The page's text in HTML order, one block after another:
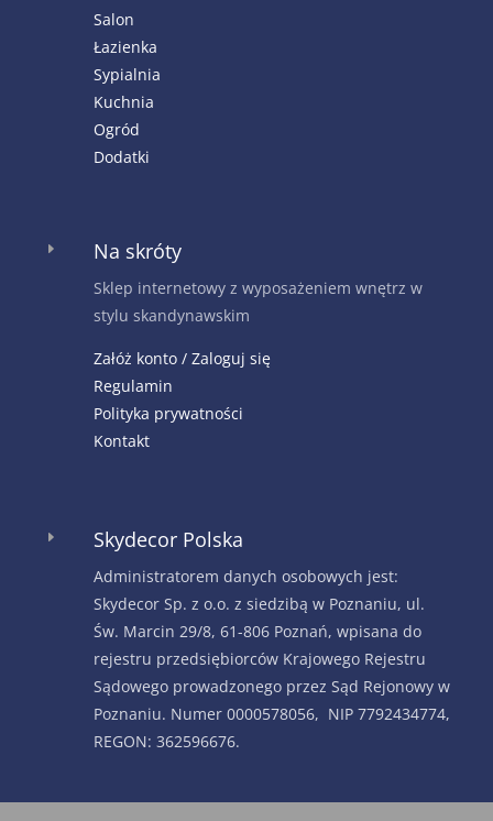
Salon
Łazienka
Sypialnia
Kuchnia
Ogród
Dodatki
E Na skróty
Sklep internetowy z wyposażeniem wnętrz w
stylu skandynawskim
Załóż konto / Zaloguj się
Regulamin
Polityka prywatności
Kontakt
E Skydecor Polska
Administratorem danych osobowych jest:
Skydecor Sp. z o.o. z siedzibą w Poznaniu, ul.
Św. Marcin 29/8, 61-806 Poznań, wpisana do
rejestru przedsiębiorców Krajowego Rejestru
Sądowego prowadzonego przez Sąd Rejonowy w
Poznaniu. Numer 0000578056, NIP 7792434774,
REGON: 362596676.